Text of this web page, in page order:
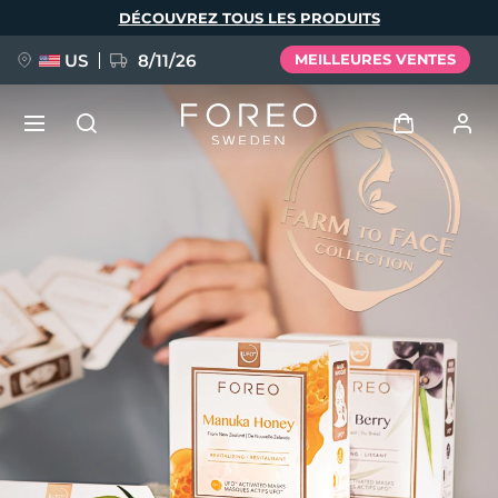
DÉCOUVREZ TOUS LES PRODUITS
US 8/11/26 MEILLEURES VENTES
Se connecter
Profil de l'utilisateur
Mes appareils
Mes commandes
Mes adresses
Mes abonnements
FAQ™ Pure Beauty-Tech Elixir
BREAKING NEWS
issa™ Teeth Whitening Set
English Deutsch
Español
Français
Italiano
Português
Polski
Svenska
Русский
简体中文 繁體中文